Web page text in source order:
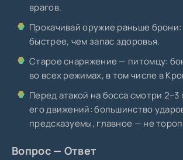
врагов.
Прокачивай оружие раньше
быстрее, чем запас здоровья.
Старое снаряжение — питомцу:
во всех режимах, в том числе в
Перед атакой на босса смотри
его движений: большинство
предсказуемы, главное — не
Вопрос — Ответ